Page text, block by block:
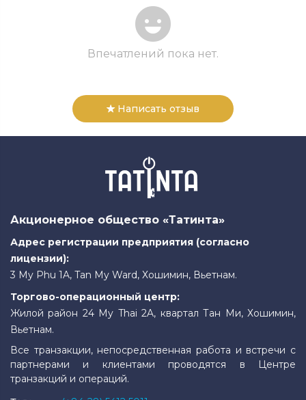
Впечатлений пока нет.
Написать отзыв
Акционерное общество «Татинта»
Адрес регистрации предприятия (согласно
лицензии):
3 My Phu 1A, Tan My Ward, Хошимин, Вьетнам.
Торгово-операционный центр:
Жилой район 24 My Thai 2A, квартал Тан Ми, Хошимин,
Вьетнам.
Все транзакции, непосредственная работа и встречи с
партнерами и клиентами проводятся в Центре
транзакций и операций.